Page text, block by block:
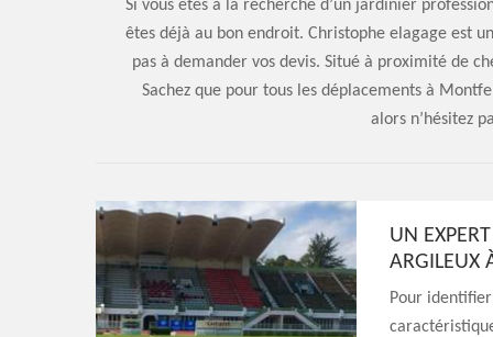
Si vous êtes à la recherche d’un jardinier
êtes déjà au bon endroit. Christophe elagage est
pas à demander vos devis. Situé à proximité de
Sachez que pour tous les déplacements à
alors n’hésitez
UN
ARGILEUX
Pour